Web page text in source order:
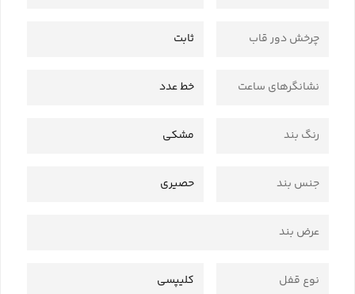
چرخش دور قاب ثابت
نشانگرهای ساعت خط عدد
رنگ بند مشکی
جنس بند حصیری
عرض بند
نوع قفل کلیپسی